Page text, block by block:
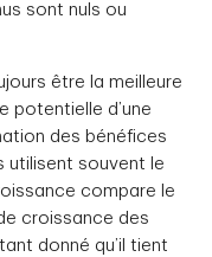
sont nuls ou
être la meilleure
potentielle d’une
des bénéfices
utilisent souvent le
compare le
croissance des
donné qu’il tient